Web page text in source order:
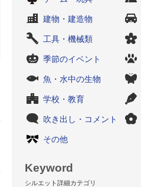
建物・建造物
工具・機械類
季節のイベント
魚・水中の生物
学校・教育
吹き出し・コメント
その他
Keyword
シルエット詳細カテゴリ